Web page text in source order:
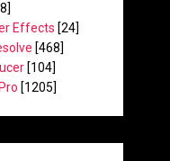
Effects [24]
[468]
[104]
[1205]